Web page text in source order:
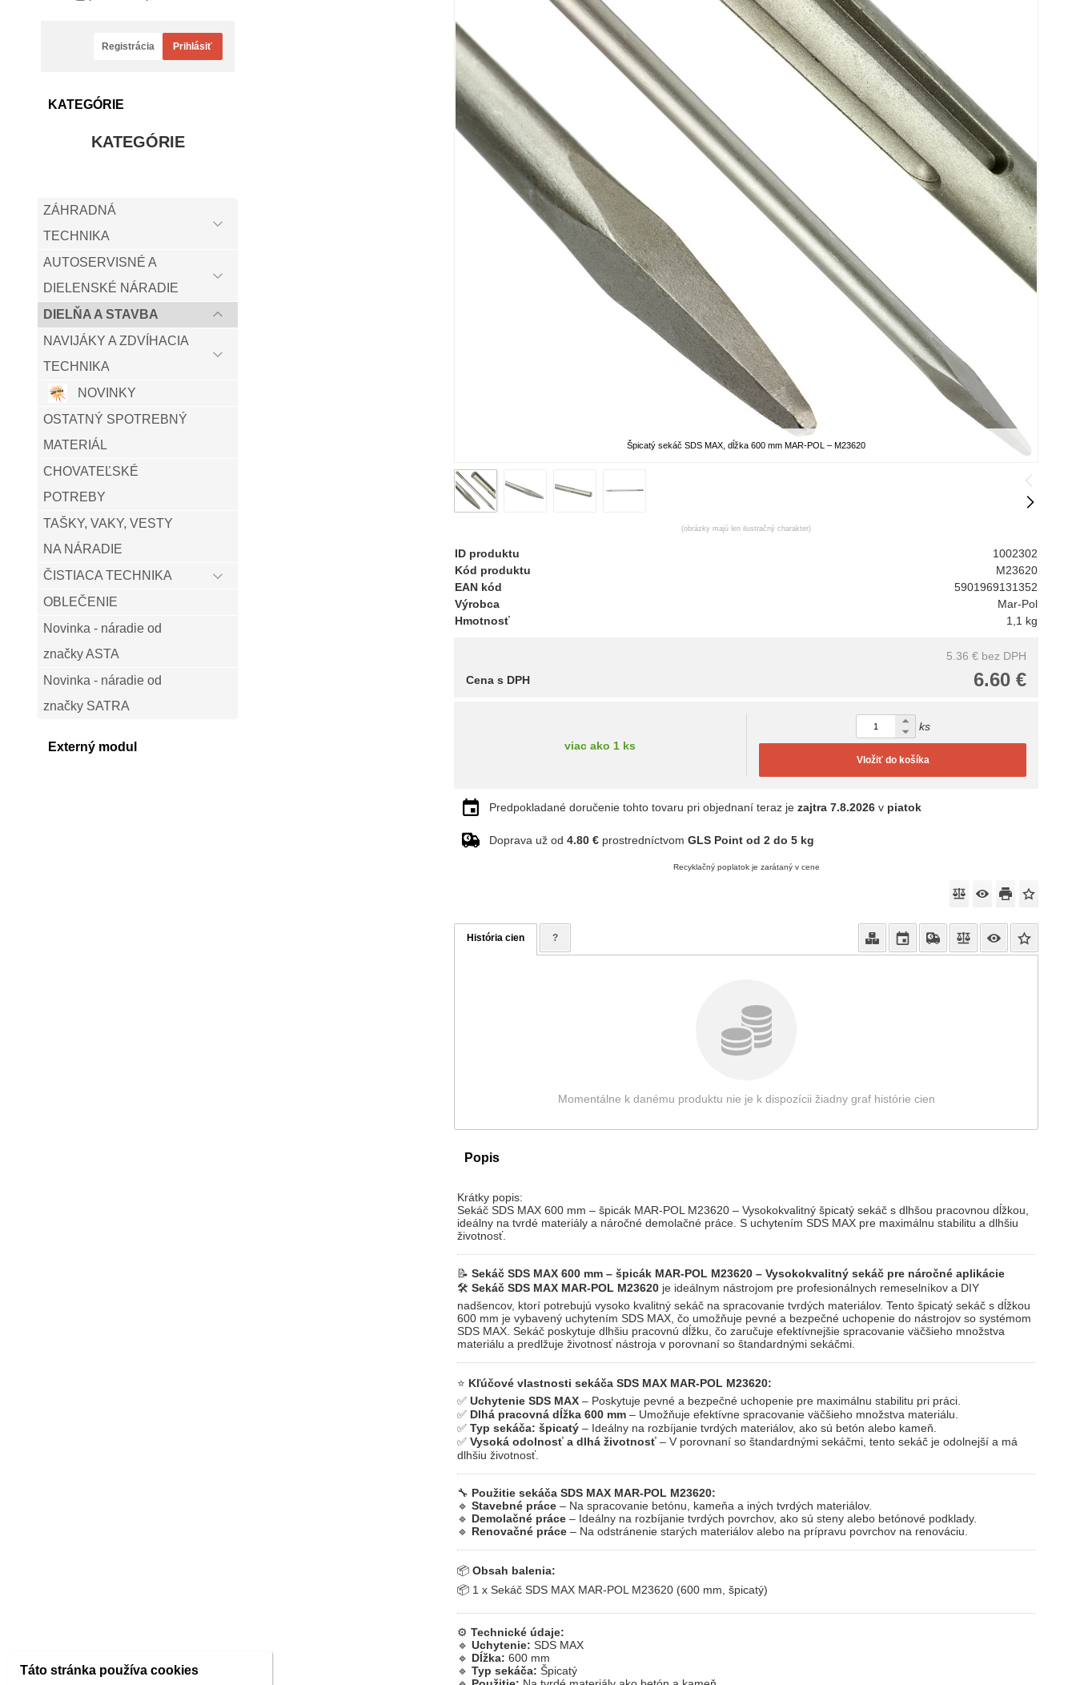
Registrácia Prihlásiť
KATEGÓRIE
KATEGÓRIE
ZÁHRADNÁ
TECHNIKA
AUTOSERVISNÉ A
DIELENSKÉ NÁRADIE
DIELŇA A STAVBA
NAVIJÁKY A ZDVÍHACIA
TECHNIKA
NOVINKY
OSTATNÝ SPOTREBNÝ
MATERIÁL
CHOVATEĽSKÉ
POTREBY
TAŠKY, VAKY, VESTY
NA NÁRADIE
ČISTIACA TECHNIKA
OBLEČENIE
Novinka - náradie od
značky ASTA
Novinka - náradie od
značky SATRA
Externý modul
Špicatý sekáč SDS MAX, dĺžka 600 mm MAR-POL – M23620
(obrázky majú len ilustračný charakter)
ID produktu
1002302
Kód produktu
M23620
EAN kód
5901969131352
Výrobca
Mar-Pol
Hmotnosť
1,1 kg
5.36 € bez DPH
6.60 €
Cena s DPH
viac ako 1 ks
ks
Vložiť do košíka
Predpokladané doručenie tohto tovaru pri objednaní teraz je zajtra 7.8.2026 v piatok
Doprava už od 4.80 € prostredníctvom GLS Point od 2 do 5 kg
Recyklačný poplatok je zarátaný v cene
História cien ?
Momentálne k danému produktu nie je k dispozícii žiadny graf histórie cien
Popis
Krátky popis:
Sekáč SDS MAX 600 mm – špicák MAR-POL M23620 – Vysokokvalitný špicatý sekáč s dlhšou pracovnou dĺžkou,
ideálny na tvrdé materiály a náročné demolačné práce. S uchytením SDS MAX pre maximálnu stabilitu a dlhšiu
životnosť.
📝 Sekáč SDS MAX 600 mm – špicák MAR-POL M23620 – Vysokokvalitný sekáč pre náročné aplikácie
🛠️ Sekáč SDS MAX MAR-POL M23620 je ideálnym nástrojom pre profesionálnych remeselníkov a DIY
nadšencov, ktorí potrebujú vysoko kvalitný sekáč na spracovanie tvrdých materiálov. Tento špicatý sekáč s dĺžkou
600 mm je vybavený uchytením SDS MAX, čo umožňuje pevné a bezpečné uchopenie do nástrojov so systémom
SDS MAX. Sekáč poskytuje dlhšiu pracovnú dĺžku, čo zaručuje efektívnejšie spracovanie väčšieho množstva
materiálu a predlžuje životnosť nástroja v porovnaní so štandardnými sekáčmi.
⭐ Kľúčové vlastnosti sekáča SDS MAX MAR-POL M23620:
✅ Uchytenie SDS MAX – Poskytuje pevné a bezpečné uchopenie pre maximálnu stabilitu pri práci.
✅ Dlhá pracovná dĺžka 600 mm – Umožňuje efektívne spracovanie väčšieho množstva materiálu.
✅ Typ sekáča: špicatý – Ideálny na rozbíjanie tvrdých materiálov, ako sú betón alebo kameň.
✅ Vysoká odolnosť a dlhá životnosť – V porovnaní so štandardnými sekáčmi, tento sekáč je odolnejší a má
dlhšiu životnosť.
🔧 Použitie sekáča SDS MAX MAR-POL M23620:
🔹 Stavebné práce – Na spracovanie betónu, kameňa a iných tvrdých materiálov.
🔹 Demolačné práce – Ideálny na rozbíjanie tvrdých povrchov, ako sú steny alebo betónové podklady.
🔹 Renovačné práce – Na odstránenie starých materiálov alebo na prípravu povrchov na renováciu.
📦 Obsah balenia:
📦 1 x Sekáč SDS MAX MAR-POL M23620 (600 mm, špicatý)
⚙ Technické údaje:
🔹 Uchytenie: SDS MAX
🔹 Dĺžka: 600 mm
🔹 Typ sekáča: Špicatý
Táto stránka používa cookies